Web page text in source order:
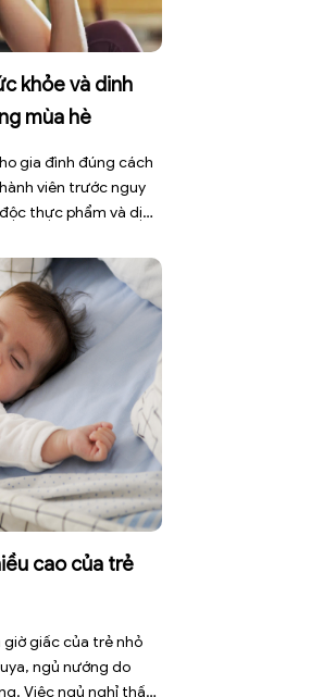
khỏe và dinh
mùa hè
gia đình đúng cách
viên trước nguy
thực phẩm và dịch
gây mất nước, kiệt
cao của trẻ
giờ giấc của trẻ nhỏ
ngủ nướng do
Việc ngủ nghỉ thất